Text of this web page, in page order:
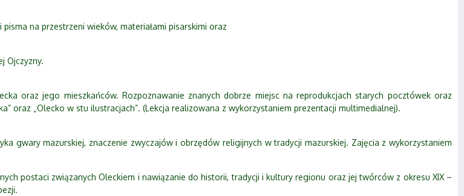
na przestrzeni wieków, materiałami pisarskimi oraz
Ojczyzny.
oraz jego mieszkańców. Rozpoznawanie znanych dobrze miejsc na reprodukcjach starych pocztówek oraz
oraz „Olecko w stu ilustracjach”. (Lekcja realizowana z wykorzystaniem prezentacji multimedialnej).
gwary mazurskiej, znaczenie zwyczajów i obrzędów religijnych w tradycji mazurskiej. Zajęcia z wykorzystaniem
postaci związanych Oleckiem i nawiązanie do historii, tradycji i kultury regionu oraz jej twórców z okresu XIX –